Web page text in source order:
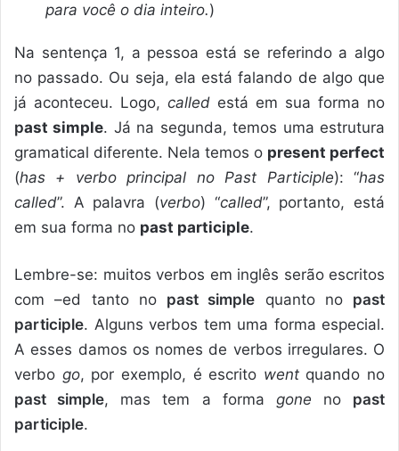
para você o dia inteiro.)
Na sentença 1, a pessoa está se referindo a algo
no passado. Ou seja, ela está falando de algo que
já aconteceu. Logo, called está em sua forma no
past simple. Já na segunda, temos uma estrutura
gramatical diferente. Nela temos o present perfect
(has + verbo principal no Past Participle): “has
called”. A palavra (verbo) “called”, portanto, está
em sua forma no past participle.
Lembre-se: muitos verbos em inglês serão escritos
com –ed tanto no past simple quanto no past
participle. Alguns verbos tem uma forma especial.
A esses damos os nomes de verbos irregulares. O
verbo go, por exemplo, é escrito wentquando no
past simple, mas tem a forma gone no past
participle.